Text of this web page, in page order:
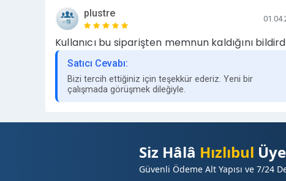
plustre
Kullanıcı bu siparişten memnun kaldığını
Satıcı Cevabı:
Bizi tercih ettiğiniz için teşekkür ederiz. Yeni bir
çalışmada görüşmek dileğiyle.
Siz Hâlâ Hızlıbul
Güvenli Ödeme Alt Yapısı ve 7/24